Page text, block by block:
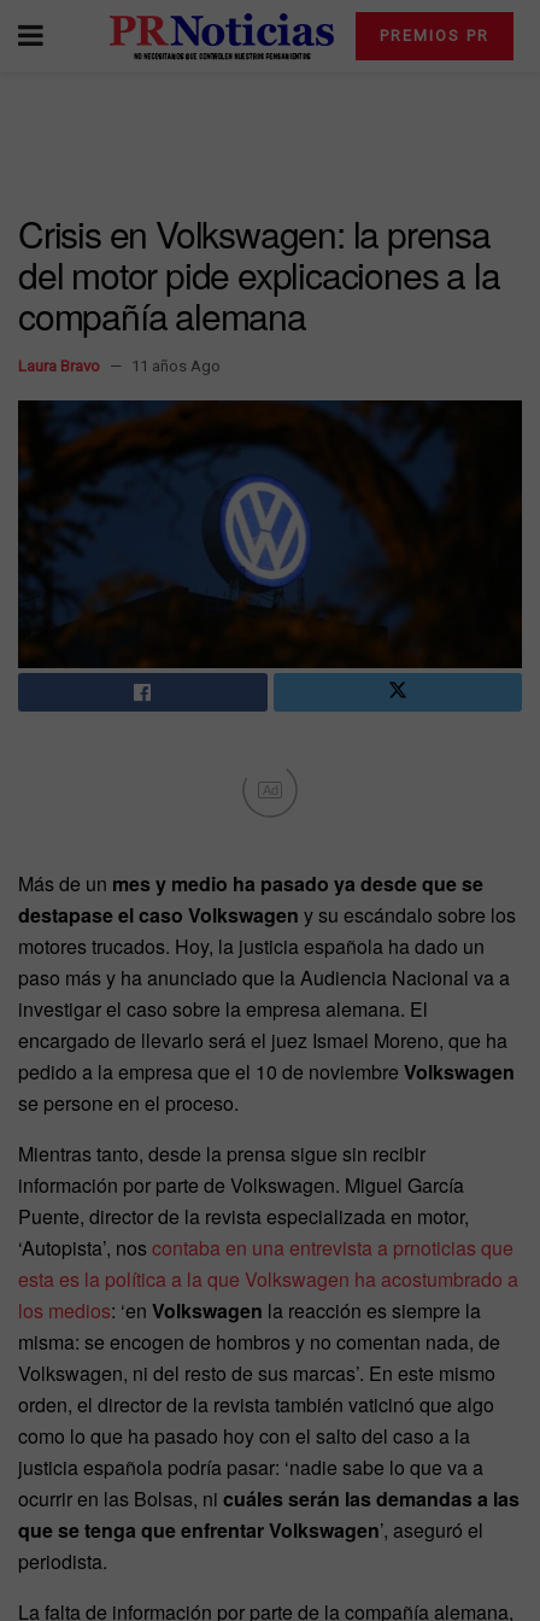
PREMIOS PR
Crisis en Volkswagen: la prensa
del motor pide explicaciones a la
compañía alemana
Laura Bravo 11 años Ago
Ad
Más de un mes y medio ha pasado ya desde que se
destapase el caso Volkswagen y su escándalo sobre los
motores trucados. Hoy, la justicia española ha dado un
paso más y ha anunciado que la Audiencia Nacional va a
investigar el caso sobre la empresa alemana. El
encargado de llevarlo será el juez Ismael Moreno, que ha
pedido a la empresa que el 10 de noviembre Volkswagen
se persone en el proceso.
Mientras tanto, desde la prensa sigue sin recibir
información por parte de Volkswagen. Miguel García
Puente, director de la revista especializada en motor,
‘Autopista’, noscontaba en una entrevista a prnoticias que
esta es la política a la que Volkswagen ha acostumbrado a
los medios: ‘en Volkswagen la reacción es siempre la
misma: se encogen de hombros y no comentan nada, de
Volkswagen, ni del resto de sus marcas’. En este mismo
orden, el director de la revista también vaticinó que algo
como lo que ha pasado hoy con el salto del caso a la
justicia española podría pasar: ‘nadie sabe lo que va a
ocurrir en las Bolsas, ni cuáles serán las demandas a las
que se tenga que enfrentar Volkswagen’, aseguró el
periodista.
La falta de información por parte de la compañía alemana,